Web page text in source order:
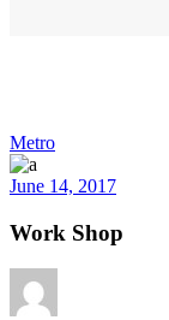
Metro
June 14, 2017
Work Shop